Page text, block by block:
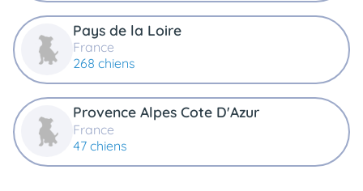
Pays de la Loire
France
268 chiens
Provence Alpes Cote D'Azur
France
47 chiens